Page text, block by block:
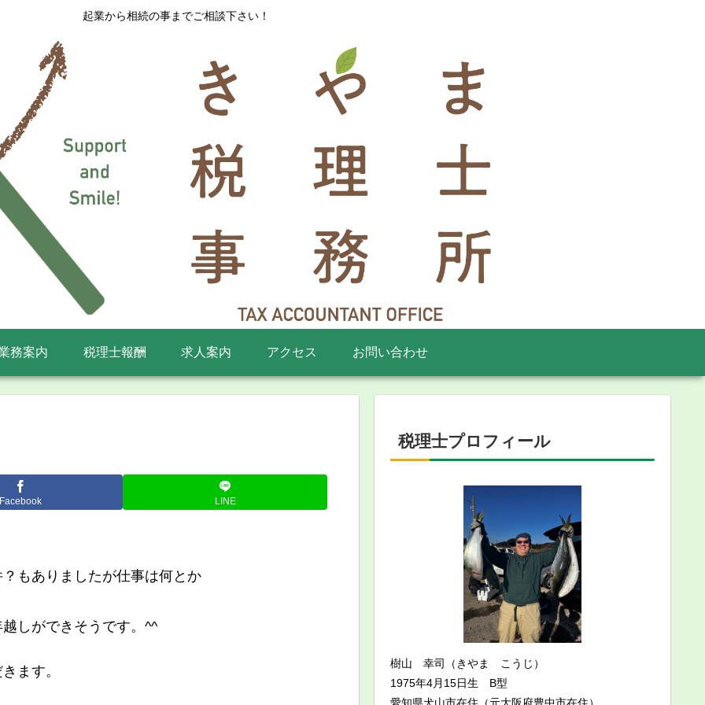
起業から相続の事までご相談下さい！
務案内 税理士報酬 求人案内 アクセス お問い合わせ
Facebook LINE
もありましたが仕事は何とか
しができそうです。^^
ます。
税理士プロフィール
樹山 幸司（きやま こうじ）
1975年4月15日生 B型